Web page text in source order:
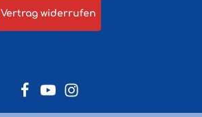
Vertrag widerrufen